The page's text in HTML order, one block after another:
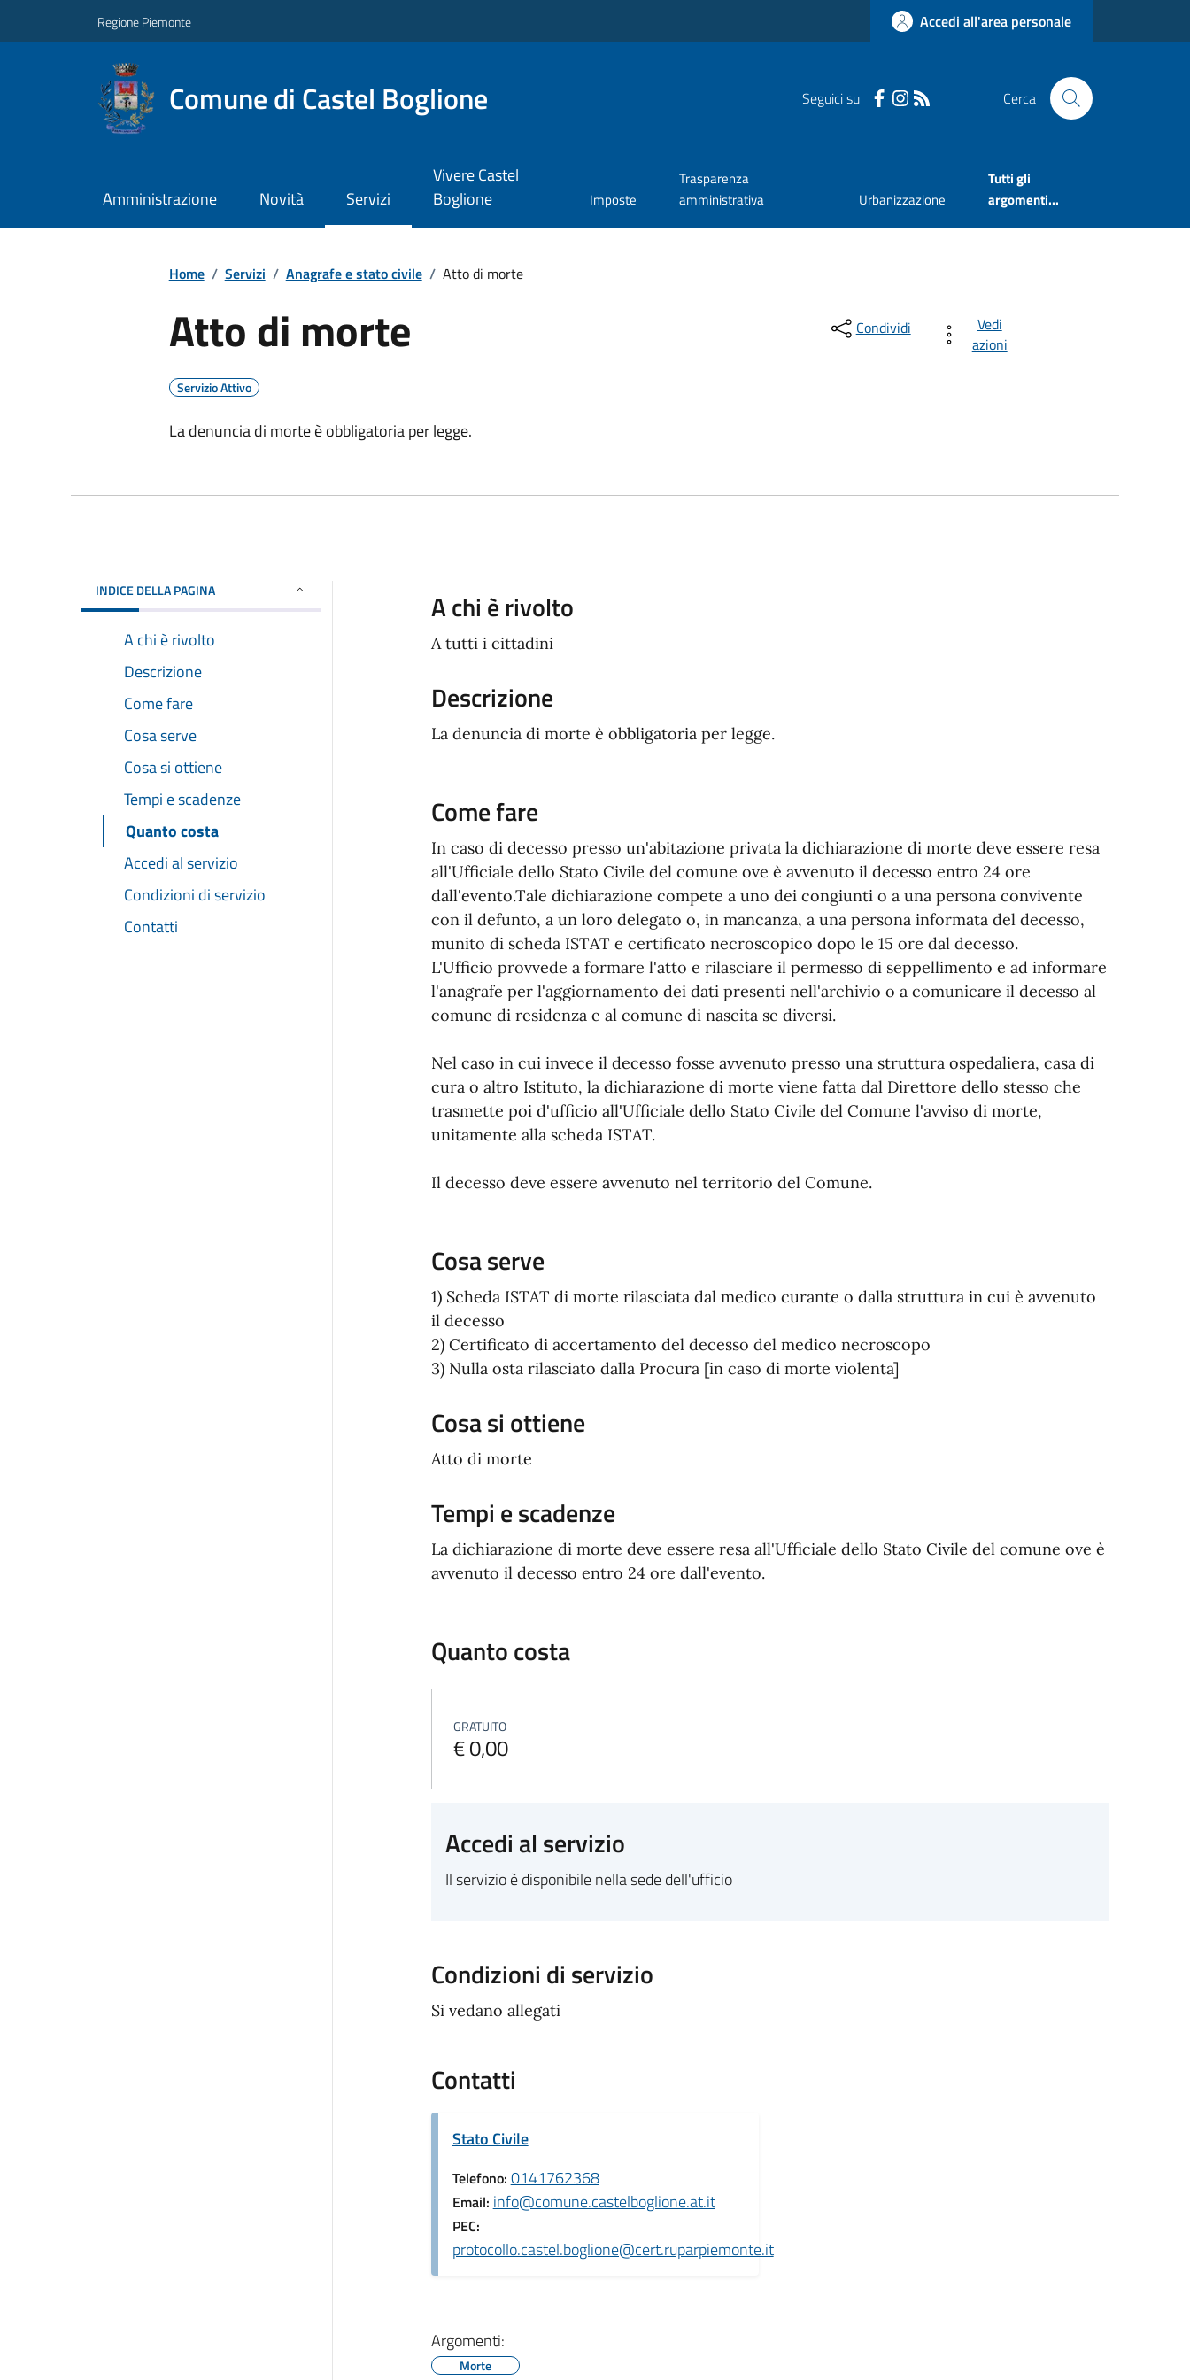
Regione Piemonte Accedi all'area personale
Comune di Castel Boglione Seguici su Cerca
Amministrazione Novità Servizi
Vivere Castel
Boglione
Imposte
Trasparenza
amministrativa
Urbanizzazione
Tutti gli
argomenti...
Home / Servizi / Anagrafe e stato civile / Atto di morte
Atto di morte
Servizio Attivo
La denuncia di morte è obbligatoria per legge.
Condividi
Vedi
azioni
INDICE DELLA PAGINA
A chi è rivolto
Descrizione
Come fare
Cosa serve
Cosa si ottiene
Tempi e scadenze
Quanto costa
Accedi al servizio
Condizioni di servizio
Contatti
A chi è rivolto
A tutti i cittadini
Descrizione
La denuncia di morte è obbligatoria per legge.
Come fare
In caso di decesso presso un'abitazione privata la dichiarazione di morte deve essere resa
all'Ufficiale dello Stato Civile del comune ove è avvenuto il decesso entro 24 ore
dall'evento.Tale dichiarazione compete a uno dei congiunti o a una persona convivente
con il defunto, a un loro delegato o, in mancanza, a una persona informata del decesso,
munito di scheda ISTAT e certificato necroscopico dopo le 15 ore dal decesso.
L'Ufficio provvede a formare l'atto e rilasciare il permesso di seppellimento e ad informare
l'anagrafe per l'aggiornamento dei dati presenti nell'archivio o a comunicare il decesso al
comune di residenza e al comune di nascita se diversi.
Nel caso in cui invece il decesso fosse avvenuto presso una struttura ospedaliera, casa di
cura o altro Istituto, la dichiarazione di morte viene fatta dal Direttore dello stesso che
trasmette poi d'ufficio all'Ufficiale dello Stato Civile del Comune l'avviso di morte,
unitamente alla scheda ISTAT.
Il decesso deve essere avvenuto nel territorio del Comune.
Cosa serve
1) Scheda ISTAT di morte rilasciata dal medico curante o dalla struttura in cui è avvenuto
il decesso
2) Certificato di accertamento del decesso del medico necroscopo
3) Nulla osta rilasciato dalla Procura [in caso di morte violenta]
Cosa si ottiene
Atto di morte
Tempi e scadenze
La dichiarazione di morte deve essere resa all'Ufficiale dello Stato Civile del comune ove è
avvenuto il decesso entro 24 ore dall'evento.
Quanto costa
GRATUITO
€ 0,00
Accedi al servizio
Il servizio è disponibile nella sede dell'ufficio
Condizioni di servizio
Si vedano allegati
Contatti
Stato Civile
Telefono: 0141762368
Email: info@comune.castelboglione.at.it
PEC:
protocollo.castel.boglione@cert.ruparpiemonte.it
Argomenti:
Morte